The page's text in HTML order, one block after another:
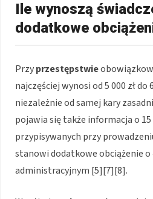
Ile wynoszą
dodatkowe
Przyprzestępstwie
najczęściej wynosi od 5 000 zł do
niezależnie od samej kary
pojawia się także informacja o
przypisywanych przy
stanowi dodatkowe obciążenie
administracyjnym [5][7][8].